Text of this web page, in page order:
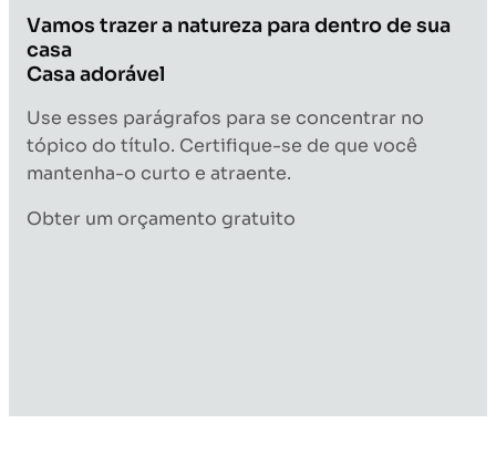
Vamos trazer a natureza para dentro de sua
casa
Casa adorável
Use esses parágrafos para se concentrar no
tópico do título. Certifique-se de que você
mantenha-o curto e atraente.
Obter um orçamento gratuito